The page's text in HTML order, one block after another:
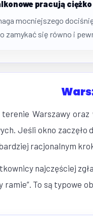
pracują ciężko
mocniejszego
zamykać się równo i
terenie Warszawy
Jeśli okno zaczęło
racjonalnym
najczęściej
ramie”. To są typowe